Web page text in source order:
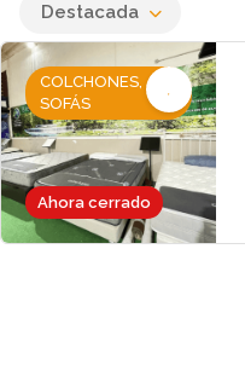
Destacada
Ahora cerrado
COLCHONES,
SOFÁS